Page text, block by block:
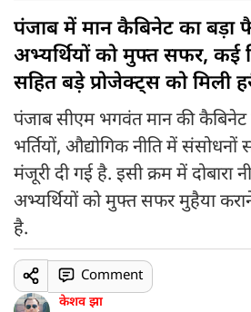
पंजाब में मान कैबिनेट का बड़ा
अभ्यर्थियों को मुफ्त सफर, कई
सहित बड़े प्रोजेक्ट्स को मिली
पंजाब सीएम भगवंत मान की
भर्तियों, औद्योगिक नीति में संसोधनों
मंजूरी दी गई है. इसी क्रम में दोबारा
अभ्यर्थियों को मुफ्त सफर मुहैया
है.
केशव झा
Comment